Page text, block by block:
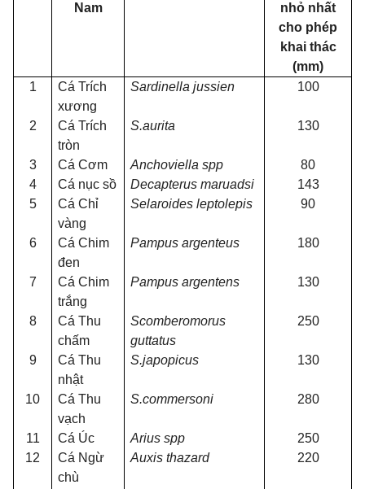
Nam
nhỏ nhất
cho phép
khai thác
(mm)
1
Cá Trích
xương
Sardinella jussien 100
2
Cá Trích
tròn
S.aurita 130
3 Cá Cơm Anchoviella spp
80
4
Cá nục sồ Decapterus maruadsi
143
5
Cá Chỉ
vàng
Selaroides leptolepis 90
6
Cá Chim
đen
Pampus argenteus 180
7
Cá Chim
trắng
Pampus argentens 130
8
Cá Thu
chấm
Scomberomorus
guttatus
250
9
Cá Thu
nhật
S.japopicus 130
10
Cá Thu
vạch
S.commersoni 280
11 Cá Úc Arius spp
250
12
Cá Ngừ
chù
Auxis thazard 220